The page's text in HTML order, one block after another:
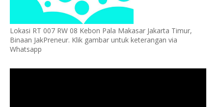
Lokasi RT 007 RW 08 Kebon Pala Makasar Jakarta Timur,
Binaan JakPreneur. Klik gambar untuk keterangan via
Whatsapp